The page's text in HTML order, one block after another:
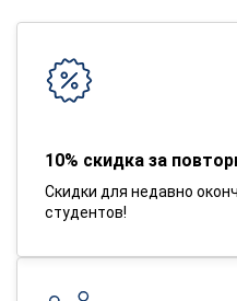
10% скидка за
Скидки для недавно
студентов!